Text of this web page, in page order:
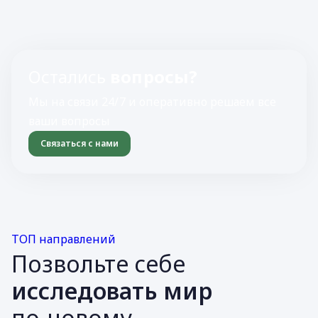
Связаться с нами
ТОП направлений
Позвольте себе
исследовать мир